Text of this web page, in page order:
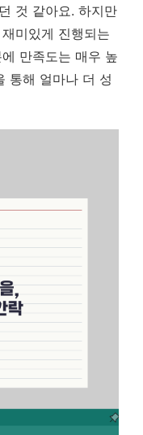
것 같아요. 하지만
미있게 진행되는
만족도는 매우 높
통해 얼마나 더 성